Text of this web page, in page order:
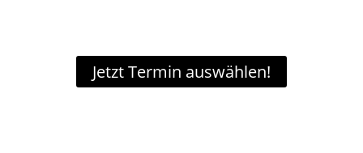
Jetzt Termin auswählen!